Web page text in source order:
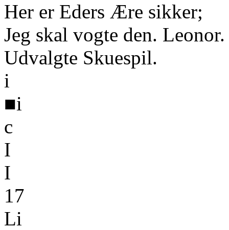
Her er Eders Ære sikker;
Jeg skal vogte den.
Udvalgte Skuespil.
i
■i
c
I
I
17
Li